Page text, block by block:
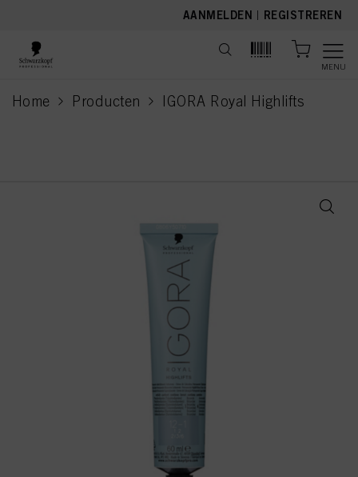
AANMELDEN | REGISTREREN
MENU
Home Producten IGORA Royal Highlifts
current page